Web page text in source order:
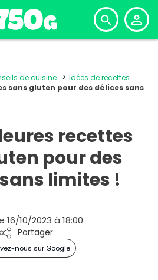
de cuisine
Idées de recettes
sans gluten pour des délices sans
recettes
pour des
limites !
16/10/2023 à 18:00
Partager
nous sur Google